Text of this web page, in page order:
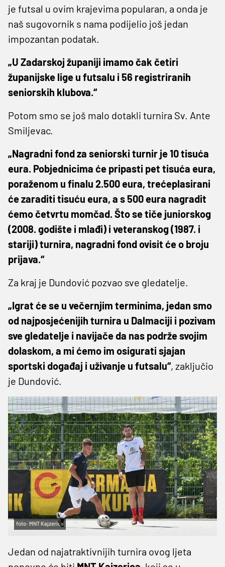
je futsal u ovim krajevima popularan, a onda je
naš sugovornik s nama podijelio još jedan
impozantan podatak.
„U Zadarskoj županiji imamo čak četiri
županijske lige u futsalu i 56 registriranih
seniorskih klubova.“
Potom smo se još malo dotakli turnira Sv. Ante
Smiljevac.
„Nagradni fond za seniorski turnir je 10 tisuća
eura. Pobjednicima će pripasti pet tisuća eura,
poraženom u finalu 2.500 eura, trećeplasirani
će zaraditi tisuću eura, a s 500 eura nagradit
ćemo četvrtu momčad. Što se tiče juniorskog
(2008. godište i mlađi) i veteranskog (1987. i
stariji) turnira, nagradni fond ovisit će o broju
prijava.“
Za kraj je Dundović pozvao sve gledatelje.
„Igrat će se u večernjim terminima, jedan smo
od najposjećenijih turnira u Dalmaciji i pozivam
sve gledatelje i navijače da nas podrže svojim
dolaskom, a mi ćemo im osigurati sjajan
sportski događaj i uživanje u futsalu“, zaključio
je Dundović.
foto: MNT Kajzerica
Jedan od najatraktivnijih turnira ovog ljeta